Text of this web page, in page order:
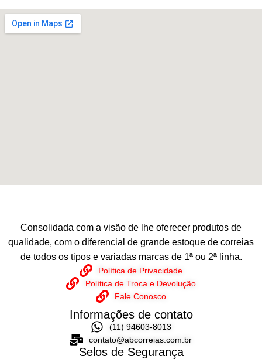
Consolidada com a visão de lhe oferecer produtos de
qualidade, com o diferencial de grande estoque de correias
de todos os tipos e variadas marcas de 1ª ou 2ª linha.
Política de Privacidade
Política de Troca e Devolução
Fale Conosco
Informações de contato
(11) 94603-8013
contato@abcorreias.com.br
Selos de Segurança